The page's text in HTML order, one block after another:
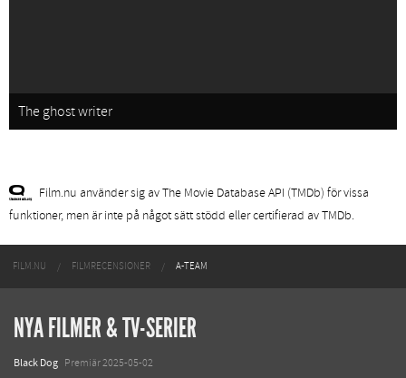
The ghost writer
Film.nu använder sig av The Movie Database API (TMDb) för vissa
funktioner, men är inte på något sätt stödd eller certifierad av TMDb.
FILM.NU FILMRECENSIONER A-TEAM
NYA FILMER & TV-SERIER
Black Dog Premiär 2025-05-02